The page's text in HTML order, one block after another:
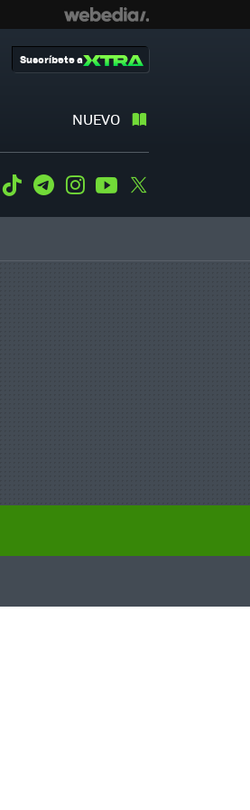
NUEVO
Suscríbete a
WhatsApp
Tiktok TelegramInstagramYoutube